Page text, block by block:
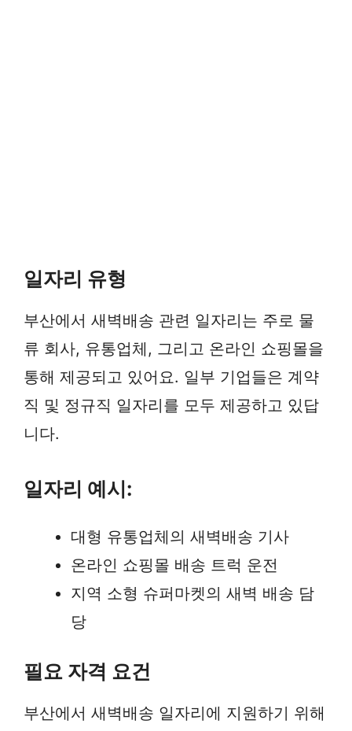
일자리 유형
부산에서 새벽배송 관련 일자리는 주로 물
류 회사, 유통업체, 그리고 온라인 쇼핑몰을
통해 제공되고 있어요. 일부 기업들은 계약
직 및 정규직 일자리를 모두 제공하고 있답
니다.
일자리 예시:
대형 유통업체의 새벽배송 기사
온라인 쇼핑몰 배송 트럭 운전
지역 소형 슈퍼마켓의 새벽 배송 담
당
필요 자격 요건
부산에서 새벽배송 일자리에 지원하기 위해